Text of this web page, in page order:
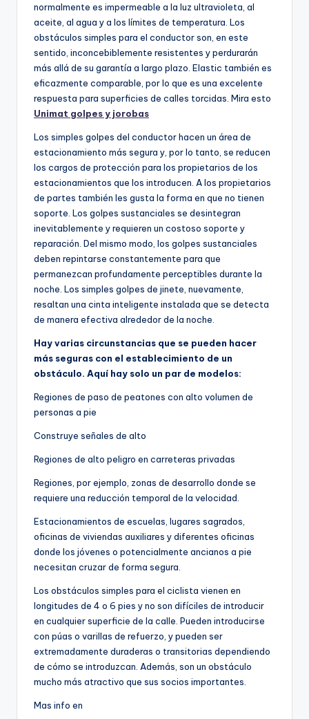
normalmente es impermeable a la luz ultravioleta, al
aceite, al agua y a los límites de temperatura. Los
obstáculos simples para el conductor son, en este
sentido, inconcebiblemente resistentes y perdurarán
más allá de su garantía a largo plazo. Elastic también es
eficazmente comparable, por lo que es una excelente
respuesta para superficies de calles torcidas. Mira esto
Unimat golpes y jorobas
Los simples golpes del conductor hacen un área de
estacionamiento más segura y, por lo tanto, se reducen
los cargos de protección para los propietarios de los
estacionamientos que los introducen. A los propietarios
de partes también les gusta la forma en que no tienen
soporte. Los golpes sustanciales se desintegran
inevitablemente y requieren un costoso soporte y
reparación. Del mismo modo, los golpes sustanciales
deben repintarse constantemente para que
permanezcan profundamente perceptibles durante la
noche. Los simples golpes de jinete, nuevamente,
resaltan una cinta inteligente instalada que se detecta
de manera efectiva alrededor de la noche.
Hay varias circunstancias que se pueden hacer
más seguras con el establecimiento de un
obstáculo. Aquí hay solo un par de modelos:
Regiones de paso de peatones con alto volumen de
personas a pie
Construye señales de alto
Regiones de alto peligro en carreteras privadas
Regiones, por ejemplo, zonas de desarrollo donde se
requiere una reducción temporal de la velocidad.
Estacionamientos de escuelas, lugares sagrados,
oficinas de viviendas auxiliares y diferentes oficinas
donde los jóvenes o potencialmente ancianos a pie
necesitan cruzar de forma segura.
Los obstáculos simples para el ciclista vienen en
longitudes de 4 o 6 pies y no son difíciles de introducir
en cualquier superficie de la calle. Pueden introducirse
con púas o varillas de refuerzo, y pueden ser
extremadamente duraderas o transitorias dependiendo
de cómo se introduzcan. Además, son un obstáculo
mucho más atractivo que sus socios importantes.
Mas info en